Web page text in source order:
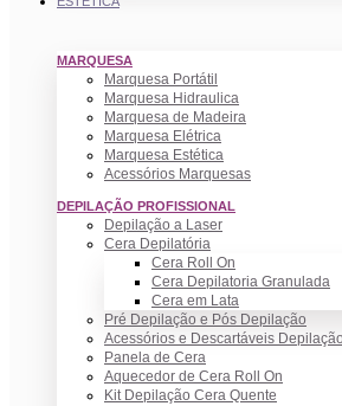
MARQUESA
Marquesa Portátil
Marquesa Hidraulica
Marquesa de Madeira
Marquesa Elétrica
Marquesa Estética
Acessórios Marquesas
DEPILAÇÃO PROFISSIONAL
Depilação a Laser
Cera Depilatória
Cera Roll On
Cera Depilatoria Granulada
Cera em Lata
Pré Depilação e Pós Depilação
Acessórios e Descartáveis
Panela de Cera
Aquecedor de Cera Roll On
Kit Depilação Cera Quente